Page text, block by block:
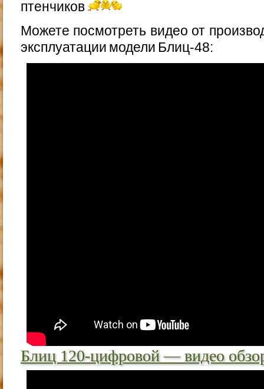
птенчиков
Можете посмотреть видео от
эксплуатации модели Блиц-48:
Блиц 120-цифровой — видео